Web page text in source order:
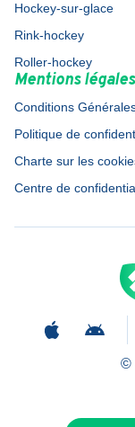
Hockey-sur-glace
Rink-hockey
Roller-hockey
Mentions légales
Conditions
Politique de
Charte sur les
Centre de
©